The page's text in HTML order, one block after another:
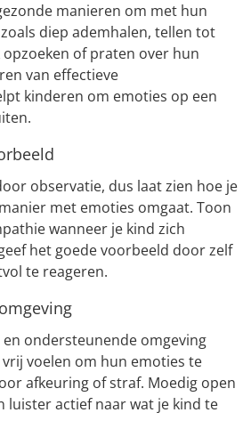
manieren om met hun
diep ademhalen, tellen tot
of praten over hun
van effectieve
kinderen om emoties op een
observatie, dus laat zien hoe je
met emoties omgaat. Toon
wanneer je kind zich
het goede voorbeeld door zelf
te reageren.
ondersteunende omgeving
voelen om hun emoties te
afkeuring of straf. Moedig open
luister actief naar wat je kind te